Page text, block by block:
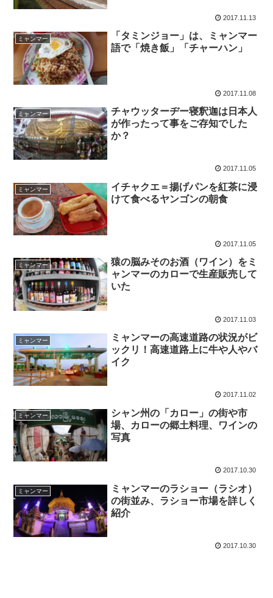
2017.11.13
ミャンマー
「タミンジョー」は、ミャンマー
語で「焼き飯」「チャーハン」
2017.11.08
ミャンマー
チャウッターヂー寝釈迦は日本人
が作ったって事をご存知でした
か？
2017.11.05
ミャンマー
イチャクエ＝揚げパンを紅茶に浸
けて食べるヤンゴンの朝食
2017.11.05
ミャンマー
猿の脳みそのお酒（ワイン）をミ
ャンマーのカローで生産販売して
いた
2017.11.03
ミャンマー
ミャンマーの高速道路の状況がビ
ックリ！高速道路上に牛や人やバ
イク
2017.11.02
ミャンマー
シャン州の「カロー」の街や市
場、カローの郷土料理、ワインの
写真
2017.10.30
ミャンマー
ミャンマーのラショー（ラシオ）
の街並み、ラショー市場を詳しく
紹介
2017.10.30